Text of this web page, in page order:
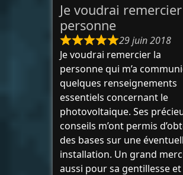
Je voudrai
personne
29 juin 2018
Je voudrai remercier la
personne qui m’a
quelques renseignements
essentiels concernant le
photovoltaique. Ses
conseils m’ont permis
des bases sur une
installation. Un grand
aussi pour sa gentillesse